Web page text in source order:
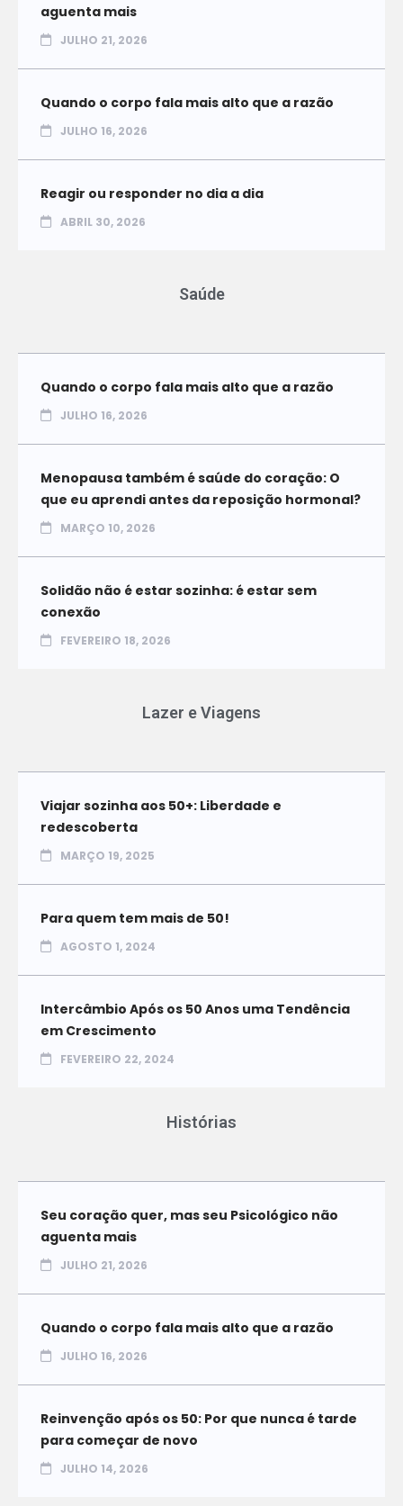
aguenta mais
JULHO 21, 2026
Quando o corpo fala mais alto que a razão
JULHO 16, 2026
Reagir ou responder no dia a dia
ABRIL 30, 2026
Saúde
Quando o corpo fala mais alto que a razão
JULHO 16, 2026
Menopausa também é saúde do coração: O
que eu aprendi antes da reposição hormonal?
MARÇO 10, 2026
Solidão não é estar sozinha: é estar sem
conexão
FEVEREIRO 18, 2026
Lazer e Viagens
Viajar sozinha aos 50+: Liberdade e
redescoberta
MARÇO 19, 2025
Para quem tem mais de 50!
AGOSTO 1, 2024
Intercâmbio Após os 50 Anos uma Tendência
em Crescimento
FEVEREIRO 22, 2024
Histórias
Seu coração quer, mas seu Psicológico não
aguenta mais
JULHO 21, 2026
Quando o corpo fala mais alto que a razão
JULHO 16, 2026
Reinvenção após os 50: Por que nunca é tarde
para começar de novo
JULHO 14, 2026